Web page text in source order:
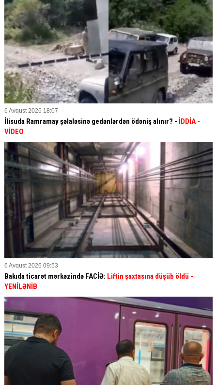
6 Avqust 2026 18:07
İlisuda Ramramay şəlaləsinə gedənlərdən ödəniş alınır? - İDDİA -
VİDEO
6 Avqust 2026 09:53
Bakıda ticarət mərkəzində FACİƏ: Liftin şaxtasına düşüb öldü -
YENİLƏNİB